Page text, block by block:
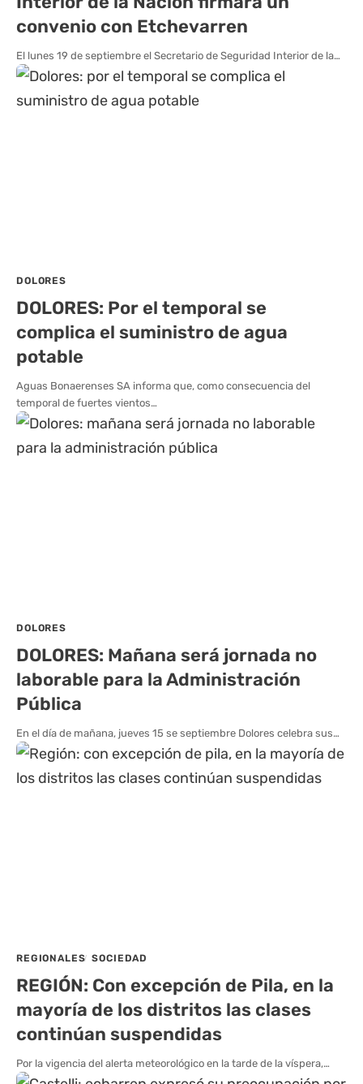
convenio con Etchevarren
El lunes 19 de septiembre el Secretario de Seguridad Interior de la…
DOLORES
DOLORES: Por el temporal se
complica el suministro de agua
potable
Aguas Bonaerenses SA informa que, como consecuencia del
temporal de fuertes vientos…
DOLORES
DOLORES: Mañana será jornada no
laborable para la Administración
Pública
En el día de mañana, jueves 15 se septiembre Dolores celebra sus…
REGIONALES SOCIEDAD
REGIÓN: Con excepción de Pila, en la
mayoría de los distritos las clases
continúan suspendidas
Por la vigencia del alerta meteorológico en la tarde de la víspera,…